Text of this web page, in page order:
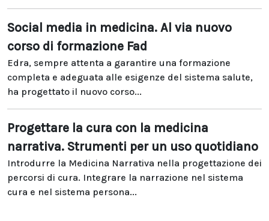
Social media in medicina. Al via nuovo
corso di formazione Fad
Edra, sempre attenta a garantire una formazione
completa e adeguata alle esigenze del sistema salute,
ha progettato il nuovo corso...
Progettare la cura con la medicina
narrativa. Strumenti per un uso quotidiano
Introdurre la Medicina Narrativa nella progettazione dei
percorsi di cura. Integrare la narrazione nel sistema
cura e nel sistema persona...